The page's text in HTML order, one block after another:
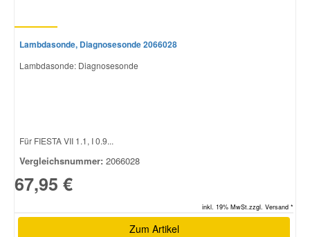
Lambdasonde, Diagnosesonde 2066028
Lambdasonde: Diagnosesonde
Für FIESTA VII 1.1, I 0.9...
Vergleichsnummer: 2066028
67,95 €
inkl. 19% MwSt.zzgl. Versand *
Zum Artikel